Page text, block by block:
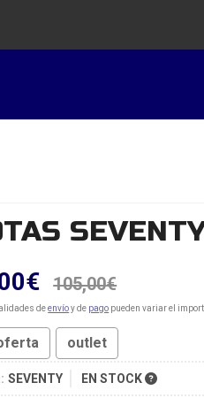
€ 105,00€
deenvíoy de pago pueden variar el
outlet
SEVENTY EN STOCK